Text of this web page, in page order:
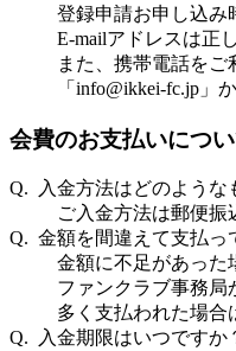
登録申請お申し込み
E-mailアドレスは正
また、携帯電話をご
「info@ikkei-fc.jp」
会費のお支払いにつ
Q. 入金方法はどのような
ご入金方法は郵便振
Q. 金額を間違えて支払っ
金額に不足があった
ファンクラブ事務局
多く支払われた場合
Q. 入金期限はいつですか